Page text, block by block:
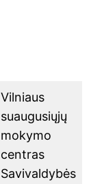
Vilniaus
suaugusiųjų
mokymo
centras
Savivaldybės